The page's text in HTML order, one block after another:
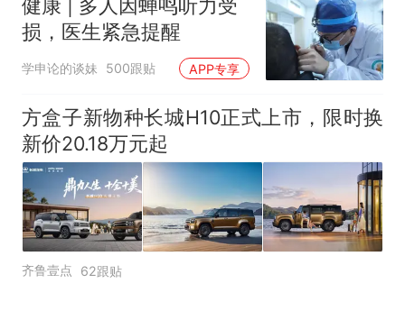
健康 | 多人因蝉鸣听力受
损，医生紧急提醒
学申论的谈妹 500跟贴 APP专享
方盒子新物种长城H10正式上市，限时换
新价20.18万元起
齐鲁壹点 62跟贴